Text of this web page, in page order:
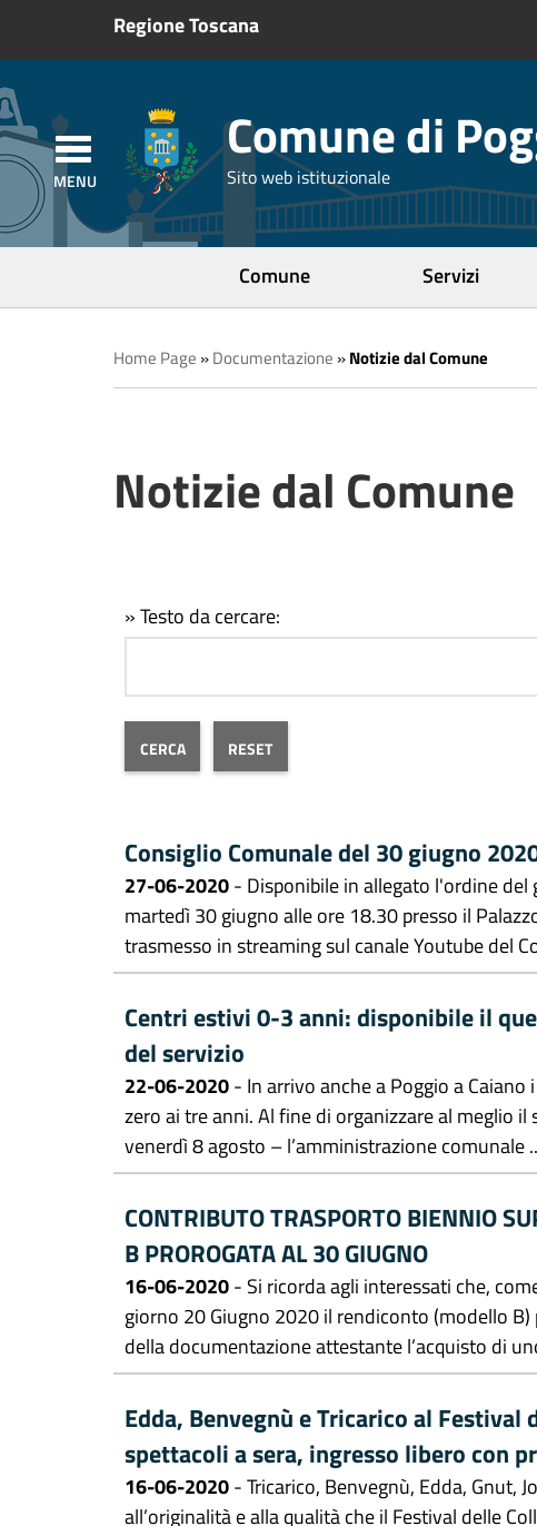
Regione Toscana
Comune di
Sito web istituzionale
Comune Servizi
Home Page »Documentazione »Notizie dal Comune
Notizie dal Comune
» Testo da cercare:
Consiglio Comunale del 30 giugno
27-06-2020- Disponibile in allegato l'ordine
martedì 30 giugno alle ore 18.30 presso il
trasmesso in streaming sul canale Youtube del
Centri estivi 0-3 anni: disponibile il
del servizio
22-06-2020- In arrivo anche a Poggio a
zero ai tre anni. Al fine di organizzare al meglio
venerdì 8 agosto – l’amministrazione comunale
CONTRIBUTO TRASPORTO BIENNIO
B PROROGATA AL 30 GIUGNO
16-06-2020- Si ricorda agli interessati che,
giorno 20 Giugno 2020 il rendiconto (modello
della documentazione attestante l’acquisto di
Edda, Benvegnù e Tricarico al
spettacoli a sera, ingresso libero con
16-06-2020- Tricarico, Benvegnù, Edda, Gnut,
all’originalità e alla qualità che il Festival delle